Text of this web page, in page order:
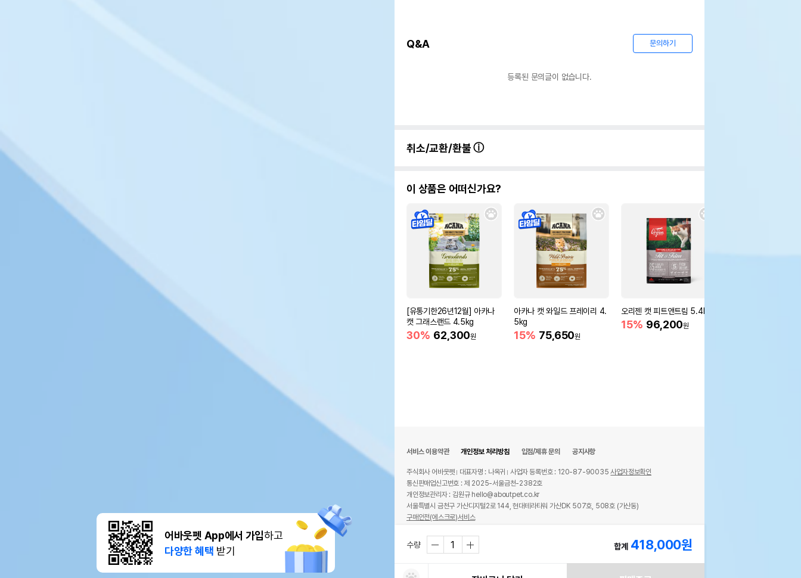
어바웃펫 App에서 가입하고
다양한 혜택 받기
Q&A 문의하기
등록된 문의글이 없습니다.
취소/교환/환불
이 상품은 어떠신가요?
[유통기한26년12월] 아카나
캣 그래스랜드 4.5kg
30% 62,300원
아카나 캣 와일드 프레이리 4.
5kg
15% 75,650원
오리젠 캣 피트앤트림 5.4kg
15% 96,200원
수량 합계 418,000원
서비스 이용약관 개인정보 처리방침 입점/제휴 문의 공지사항
주식회사 어바웃펫 대표자명 : 나옥귀 사업자 등록번호 : 120-87-90035사업자정보확인
통신판매업신고번호 : 제 2025-서울금천-2382호
개인정보관리자 : 김원규 hello@aboutpet.co.kr
서울특별시 금천구 가산디지털2로 144, 현대테라타워 가산DK 507호, 508호 (가산동)
구매안전(에스크로)서비스